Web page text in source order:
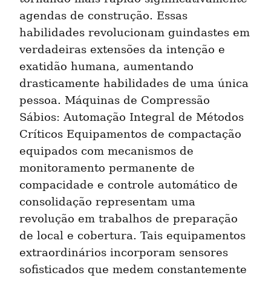
agendas de construção. Essas
habilidades revolucionam guindastes em
verdadeiras extensões da intenção e
exatidão humana, aumentando
drasticamente habilidades de uma única
pessoa. Máquinas de Compressão
Sábios: Automação Integral de Métodos
Críticos Equipamentos de compactação
equipados com mecanismos de
monitoramento permanente de
compacidade e controle automático de
consolidação representam uma
revolução em trabalhos de preparação
de local e cobertura. Tais equipamentos
extraordinários incorporam sensores
sofisticados que medem constantemente